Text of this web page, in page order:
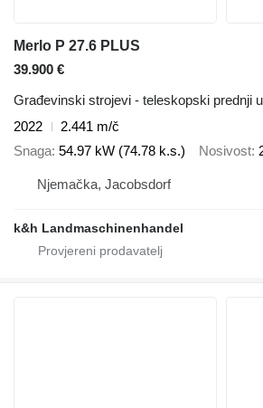
Merlo P 27.6 PLUS
39.900 €
Građevinski strojevi - teleskopski prednji
2022
2.441 m/č
Snaga 54.97 kW (74.78 k.s.) Nosivost
Njemačka, Jacobsdorf
k&h Landmaschinenhandel